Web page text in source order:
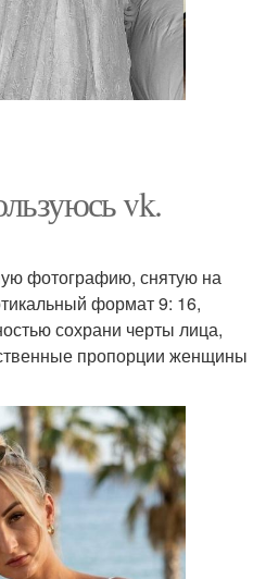
vk.
фотографию, снятую на
формат 9: 16,
сохрани черты лица,
пропорции женщины